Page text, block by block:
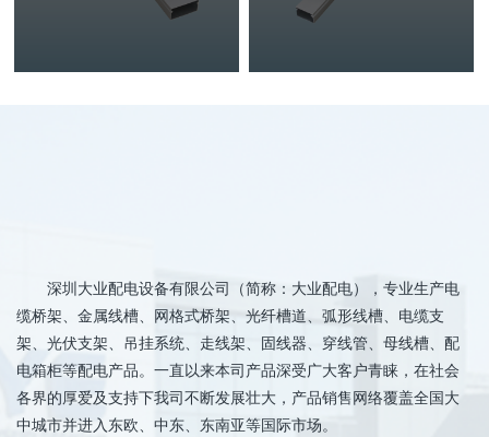
深圳大业配电设备有限公司（简称：大业配电），专业生产电
缆桥架、金属线槽、网格式桥架、光纤槽道、弧形线槽、电缆支
架、光伏支架、吊挂系统、走线架、固线器、穿线管、母线槽、配
电箱柜等配电产品。一直以来本司产品深受广大客户青睐，在社会
各界的厚爱及支持下我司不断发展壮大，产品销售网络覆盖全国大
中城市并进入东欧、中东、东南亚等国际市场。